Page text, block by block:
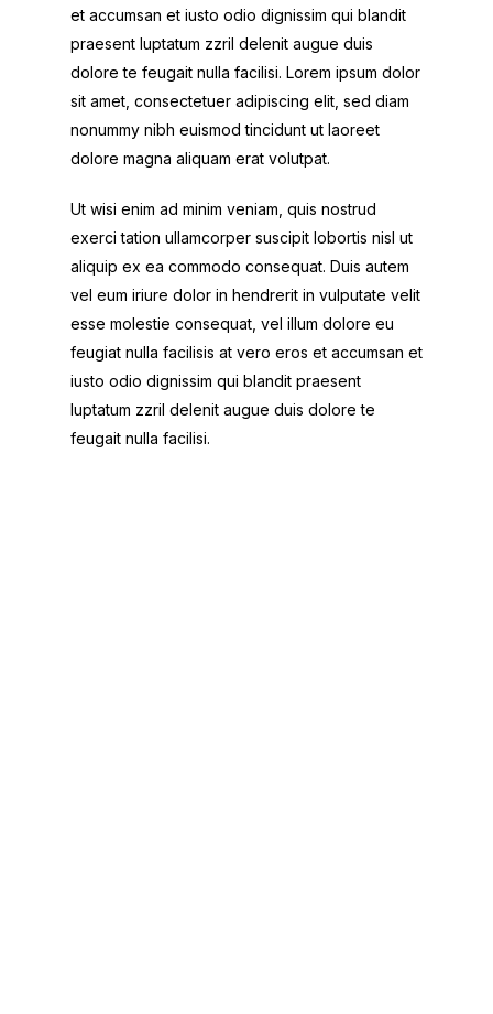
et accumsan et iusto odio dignissim qui blandit
praesent luptatum zzril delenit augue duis
dolore te feugait nulla facilisi. Lorem ipsum dolor
sit amet, consectetuer adipiscing elit, sed diam
nonummy nibh euismod tincidunt ut laoreet
dolore magna aliquam erat volutpat.
Ut wisi enim ad minim veniam, quis nostrud
exerci tation ullamcorper suscipit lobortis nisl ut
aliquip ex ea commodo consequat. Duis autem
vel eum iriure dolor in hendrerit in vulputate velit
esse molestie consequat, vel illum dolore eu
feugiat nulla facilisis at vero eros et accumsan et
iusto odio dignissim qui blandit praesent
luptatum zzril delenit augue duis dolore te
feugait nulla facilisi.